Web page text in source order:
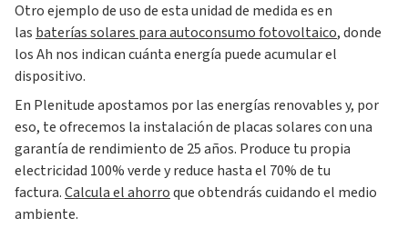
Otro ejemplo de uso de esta unidad de medida es en
las baterías solares para autoconsumo fotovoltaico, donde
los Ah nos indican cuánta energía puede acumular el
dispositivo.
En Plenitude apostamos por las energías renovables y, por
eso, te ofrecemos la instalación de placas solares con una
garantía de rendimiento de 25 años. Produce tu propia
electricidad 100% verde y reduce hasta el 70% de tu
factura.Calcula el ahorroque obtendrás cuidando el medio
ambiente.